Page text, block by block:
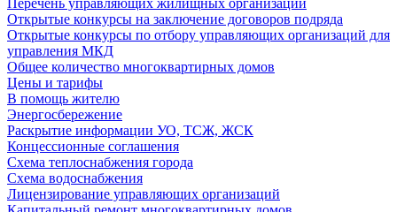
Перечень управляющих жилищных организаций
Открытые конкурсы на заключение договоров подряда
Открытые конкурсы по отбору управляющих организаций для
управления МКД
Общее количество многоквартирных домов
Цены и тарифы
В помощь жителю
Энергосбережение
Раскрытие информации УО, ТСЖ, ЖСК
Концессионные соглашения
Схема теплоснабжения города
Схема водоснабжения
Лицензирование управляющих организаций